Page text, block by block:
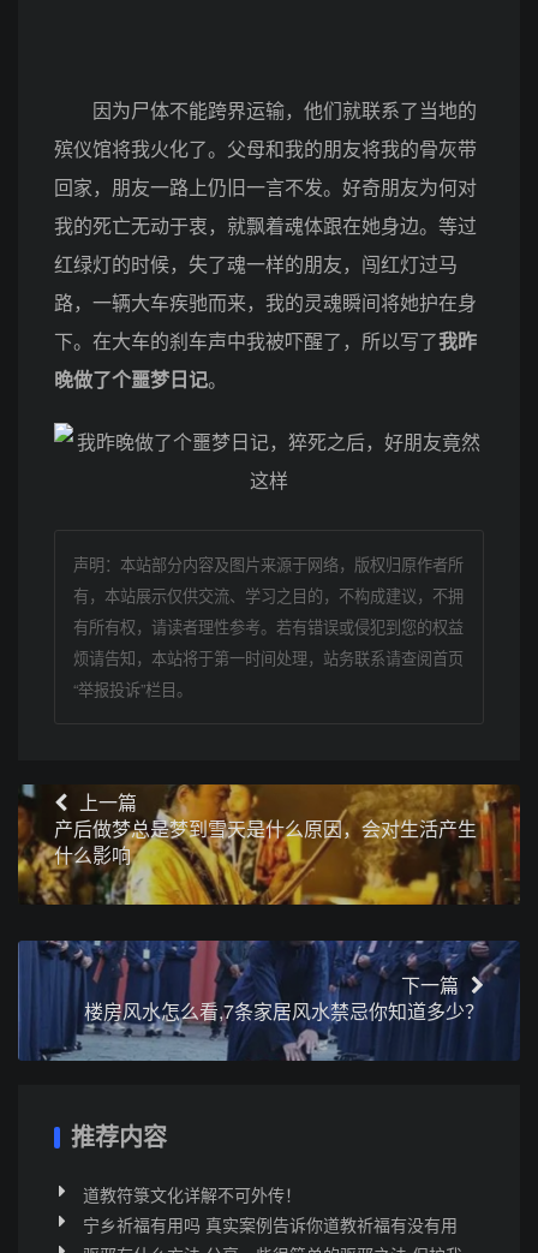
因为尸体不能跨界运输，他们就联系了当地的
殡仪馆将我火化了。父母和我的朋友将我的骨灰带
回家，朋友一路上仍旧一言不发。好奇朋友为何对
我的死亡无动于衷，就飘着魂体跟在她身边。等过
红绿灯的时候，失了魂一样的朋友，闯红灯过马
路，一辆大车疾驰而来，我的灵魂瞬间将她护在身
下。在大车的刹车声中我被吓醒了，所以写了我昨
晚做了个噩梦日记。
声明：本站部分内容及图片来源于网络，版权归原作者所
有，本站展示仅供交流、学习之目的，不构成建议，不拥
有所有权，请读者理性参考。若有错误或侵犯到您的权益
烦请告知，本站将于第一时间处理，站务联系请查阅首页
“举报投诉”栏目。
上一篇
产后做梦总是梦到雪天是什么原因，会对生活产生
什么影响
下一篇
楼房风水怎么看,7条家居风水禁忌你知道多少？
推荐内容
道教符箓文化详解不可外传！
宁乡祈福有用吗 真实案例告诉你道教祈福有没有用